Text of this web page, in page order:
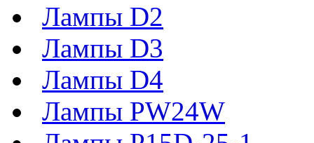
Лампы D2
Лампы D3
Лампы D4
Лампы PW24W